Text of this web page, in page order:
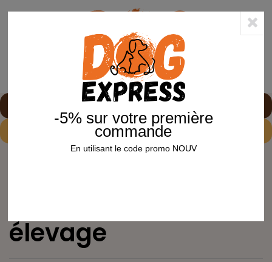
sur votre première commande avec le code
élevage
-5% sur votre première
commande
En utilisant le code promo NOUV